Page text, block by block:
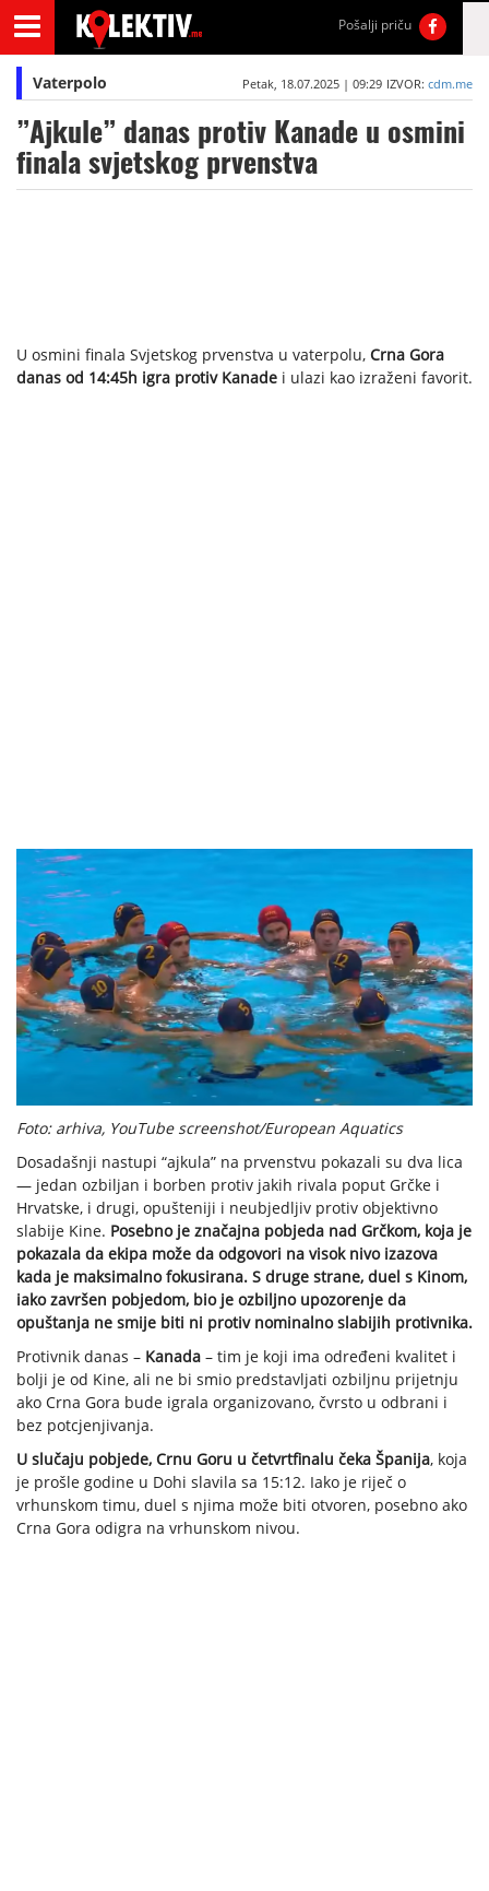
Pošalji priču
Vaterpolo Petak, 18.07.2025 | 09:29 IZVOR: cdm.me
”Ajkule” danas protiv Kanade u osmini
finala svjetskog prvenstva
U osmini finala Svjetskog prvenstva u vaterpolu, Crna Gora
danas od 14:45h igra protiv Kanade i ulazi kao izraženi favorit.
Foto: arhiva, YouTube screenshot/European Aquatics
Dosadašnji nastupi “ajkula” na prvenstvu pokazali su dva lica
— jedan ozbiljan i borben protiv jakih rivala poput Grčke i
Hrvatske, i drugi, opušteniji i neubjedljiv protiv objektivno
slabije Kine. Posebno je značajna pobjeda nad Grčkom, koja je
pokazala da ekipa može da odgovori na visok nivo izazova
kada je maksimalno fokusirana. S druge strane, duel s Kinom,
iako završen pobjedom, bio je ozbiljno upozorenje da
opuštanja ne smije biti ni protiv nominalno slabijih protivnika.
Protivnik danas – Kanada – tim je koji ima određeni kvalitet i
bolji je od Kine, ali ne bi smio predstavljati ozbiljnu prijetnju
ako Crna Gora bude igrala organizovano, čvrsto u odbrani i
bez potcjenjivanja.
U slučaju pobjede, Crnu Goru u četvrtfinalu čeka Španija, koja
je prošle godine u Dohi slavila sa 15:12. Iako je riječ o
vrhunskom timu, duel s njima može biti otvoren, posebno ako
Crna Gora odigra na vrhunskom nivou.